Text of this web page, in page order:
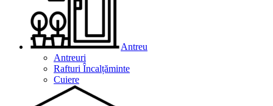
Antreu
Antreuri
Rafturi Încalțăminte
Cuiere